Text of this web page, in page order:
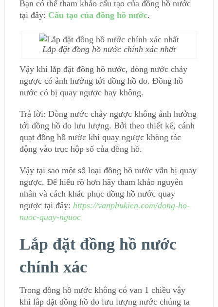
Bạn có thể tham khảo cấu tạo của đồng hồ nước
tại đây: Cấu tạo của đồng hồ nước.
Lắp đặt đồng hồ nước chính xác nhất
Vậy khi lắp đặt đồng hồ nước, dòng nước chảy
ngược có ảnh hưởng tới đồng hồ đo. Đồng hồ
nước có bị quay ngược hay không.
Trả lời: Dòng nước chảy ngược không ảnh hưởng
tới đồng hồ đo lưu lượng. Bởi theo thiết kế, cánh
quạt đồng hồ nước khi quay ngược không tác
động vào trục hộp số của đồng hồ.
Vậy tại sao một số loại đồng hồ nước vẫn bị quay
ngược. Để hiểu rõ hơn hãy tham khảo nguyên
nhân và cách khắc phục đồng hồ nước quay
ngược tại đây: https://vanphukien.com/dong-ho-
nuoc-quay-nguoc
Lắp đặt đồng hồ nước
chính xác
Trong đồng hồ nước không có van 1 chiều vậy
khi lắp đặt đồng hồ đo lưu lượng nước chúng ta